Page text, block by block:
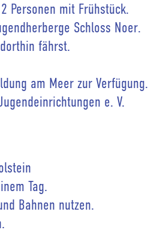
Personen mit Frühstück.
Schloss Noer.
fährst.
am Meer zur Verfügung.
e. V.
Tag.
Bahnen nutzen.